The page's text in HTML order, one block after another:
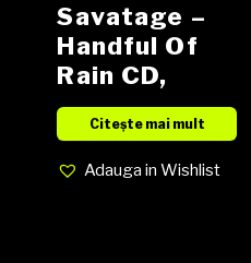
Savatage –
Handful Of
Rain CD,
Album
Citește mai mult
Adauga in Wishlist